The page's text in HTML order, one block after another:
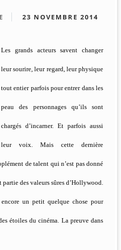
23 NOVEMBRE 2014
Les grands acteurs savent changer
leur sourire, leur regard, leur physique
tout entier parfois pour entrer dans les
peau des personnages qu’ils sont
chargés d’incarner. Et parfois aussi
leur voix. Mais cette dernière
de talent qui n’est pas donné
des valeurs sûres d’Hollywood.
un petit quelque chose pour
étoiles du cinéma. La preuve dans